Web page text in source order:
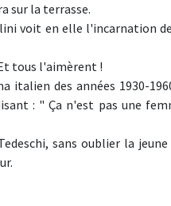
sur la terrasse.
voit en elle l'incarnation
tous l'aimèrent !
italien des années 1930-
: " Ça n'est pas une
sans oublier la